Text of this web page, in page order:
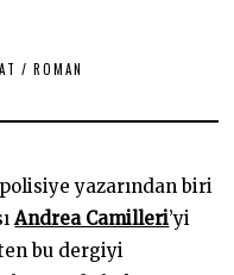
/ ROMAN
yazarından biri
Andrea Camilleri’yi
bu dergiyi